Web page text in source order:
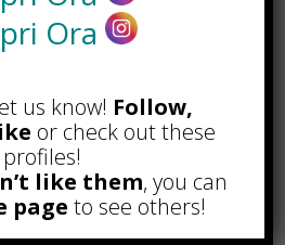
Ora
us know! Follow,
or check out these
profiles!
like them, you can
page to see others!